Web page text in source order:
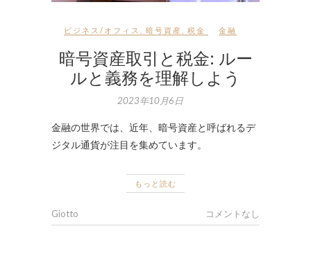
ビジネス/オフィス 暗号資産 税金 金融
暗号資産取引と税金: ルー
ルと義務を理解しよう
2023年10月6日
金融の世界では、近年、暗号資産と呼ばれるデ
ジタル通貨が注目を集めています。
もっと読む
Giotto コメントなし